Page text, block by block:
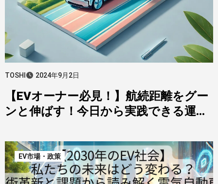
TOSHI 2024年9月2日
【EVオーナー必見！】航続距離をグー
ンと伸ばす！今日から実践できる運転
EV市場・政策